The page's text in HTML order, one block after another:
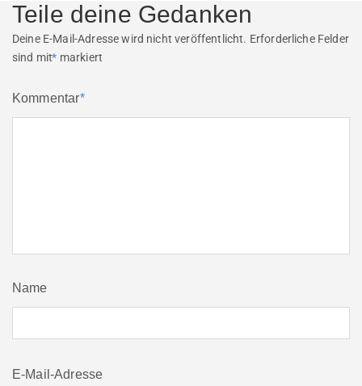
Teile deine Gedanken
Deine E-Mail-Adresse wird nicht veröffentlicht. Erforderliche Felder
sind mit* markiert
Kommentar*
Name
E-Mail-Adresse